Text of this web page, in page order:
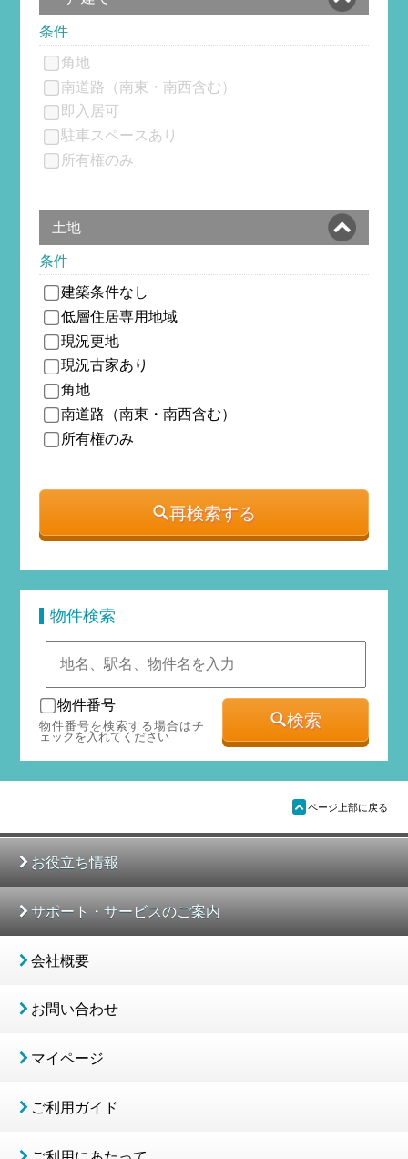
条件
角地
南道路（南東・南西含む）
即入居可
駐車スペースあり
所有権のみ
土地
条件
建築条件なし
低層住居専用地域
現況更地
現況古家あり
角地
南道路（南東・南西含む）
所有権のみ
再検索する
物件検索
物件番号
物件番号を検索する場合はチ
ェックを入れてください
検索
ü ページ上部に戻る
お役立ち情報
サポート・サービスのご案内
会社概要
お問い合わせ
マイページ
ご利用ガイド